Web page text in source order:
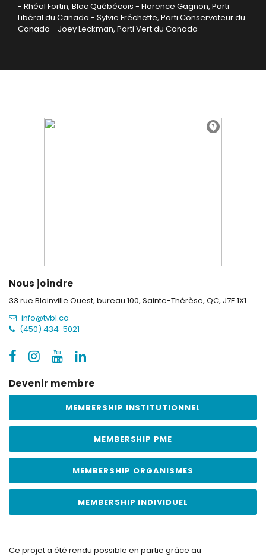
- Rhéal Fortin, Bloc Québécois - Florence Gagnon, Parti
Libéral du Canada - Sylvie Fréchette, Parti Conservateur du
Canada - Joey Leckman, Parti Vert du Canada
Nous joindre
33 rue Blainville Ouest, bureau 100, Sainte-Thérèse, QC, J7E 1X1
info@tvbl.ca
(450) 434-5021
Devenir membre
MEMBERSHIP INSTITUTIONNEL
MEMBERSHIP PME
MEMBERSHIP ORGANISMES
MEMBERSHIP INDIVIDUEL
Ce projet a été rendu possible en partie grâce au